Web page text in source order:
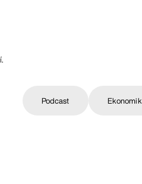
Podcast